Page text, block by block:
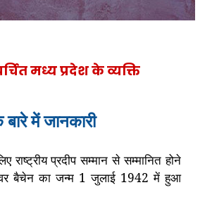
मध्य प्रदेश के व्यक्ति
में जानकारी
राष्ट्रीय प्रदीप सम्‍मान से सम्‍मानित होने
बैचेन का जन्‍म 1 जुलाई 1942 में हुआ